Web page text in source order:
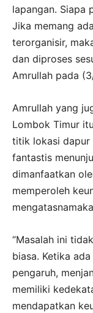
lapangan. Siapa
Jika memang
terorganisir,
dan diproses
Amrullah pada
Amrullah yang
Lombok Timur
titik lokasi dapur
fantastis
dimanfaatkan
memperoleh
“Masalah ini
biasa. Ketika
pengaruh,
memiliki
mendapatkan